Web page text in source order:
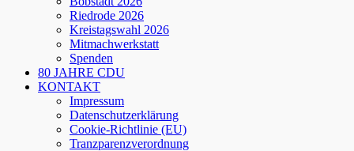
Riedrode 2026
Kreistagswahl 2026
Mitmachwerkstatt
Spenden
80 JAHRE CDU
KONTAKT
Impressum
Datenschutzerklärung
Cookie-Richtlinie (EU)
Tranzparenzverordnung